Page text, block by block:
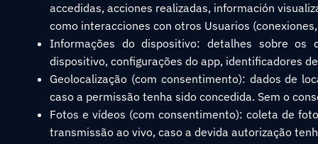
accedidas, acciones realizadas, información
como interacciones con otros Usuarios
Informações do dispositivo: detalhes sobre os
dispositivo, configurações do app, identificadores
Geolocalização (com consentimento): dados de
caso a permissão tenha sido concedida. Sem o
Fotos e vídeos (com consentimento): coleta de
transmissão ao vivo, caso a devida autorização